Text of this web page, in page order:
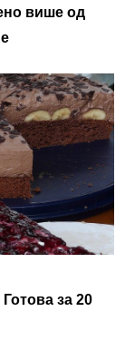
више од
за 20